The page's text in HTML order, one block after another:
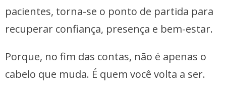
pacientes, torna-se o ponto de partida para
recuperar confiança, presença e bem-estar.
Porque, no fim das contas, não é apenas o
cabelo que muda. É quem você volta a ser.